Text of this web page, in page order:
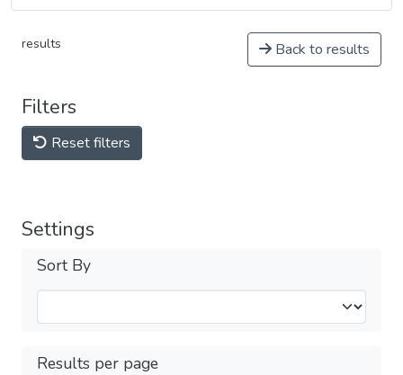
results Back to results
Filters
Reset filters
Settings
Sort By
Results per page